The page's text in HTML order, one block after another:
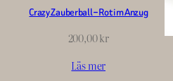
Crazy Zauberball – Rot im Anzug
200,00kr
Läs mer